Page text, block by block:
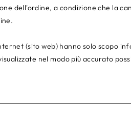
dell'ordine, a condizione che la
(sito web) hanno solo scopo
nel modo più accurato